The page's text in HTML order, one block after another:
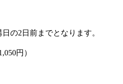
の2日前までとなります。
円）